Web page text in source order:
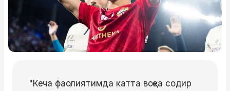
"Кеча фаолиятимда катта воқеа содир